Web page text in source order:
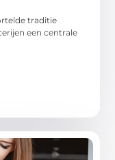
traditie
een centrale